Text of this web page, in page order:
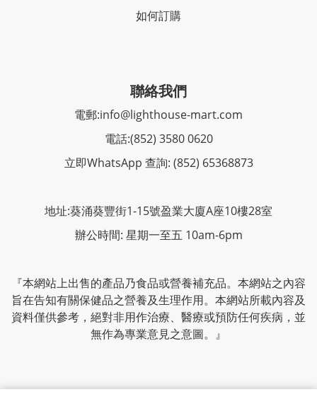
如何訂購
聯絡我們
電郵:info@lighthouse-mart.com
電話:(852) 3580 0620
立即WhatsApp 查詢: (852) 65368873
地址:葵涌葵豐街1-15號盈業大廈A座10樓28室
辦公時間: 星期一至五 10am-6pm
『本網站上出售的產品乃食品或營養補充品。本網站之內容
旨在告知有關保健品之營養及生理作用。本網站所載內容及
資料僅供參考，絕對非用作治療、醫療或預防任何疾病，並
無作為專業意見之意圖。』